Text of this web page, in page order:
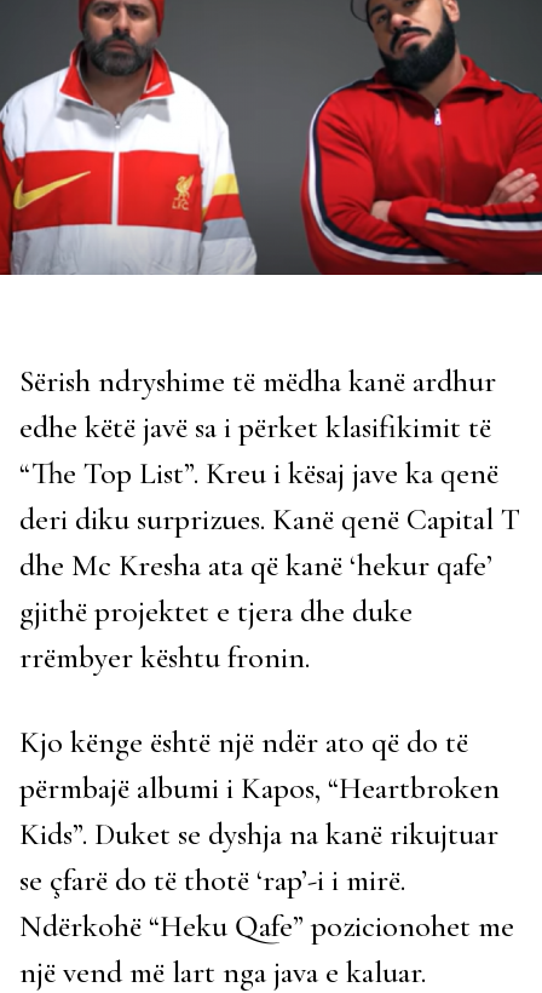
Sërish ndryshime të mëdha kanë ardhur
edhe këtë javë sa i përket klasifikimit të
“The Top List”. Kreu i kësaj jave ka qenë
deri diku surprizues. Kanë qenë Capital T
dhe Mc Kresha ata që kanë ‘hekur qafe’
gjithë projektet e tjera dhe duke
rrëmbyer kështu fronin.
Kjo kënge është një ndër ato që do të
përmbajë albumi i Kapos, “Heartbroken
Kids”. Duket se dyshja na kanë rikujtuar
se çfarë do të thotë ‘rap’-i i mirë.
Ndërkohë “Heku Qafe” pozicionohet me
një vend më lart nga java e kaluar.